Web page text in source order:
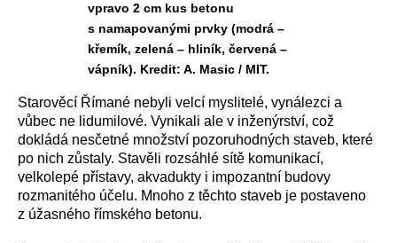
vpravo 2 cm kus betonu
s namapovanými prvky (modrá –
křemík, zelená – hliník, červená –
vápník). Kredit: A. Masic / MIT.
Starověcí Římané nebyli velcí myslitelé, vynálezci a
vůbec ne lidumilové. Vynikali ale v inženýrství, což
dokládá nesčetné množství pozoruhodných staveb, které
po nich zůstaly. Stavěli rozsáhlé sítě komunikací,
velkolepé přístavy, akvadukty i impozantní budovy
rozmanitého účelu. Mnoho z těchto staveb je postaveno
z úžasného římského betonu.